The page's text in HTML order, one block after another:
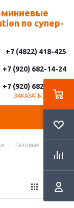
по супер-
+7 (4822) 418-425
+7 (920) 682-14-24
+7 (920) 682-14-25
ЗАКАЗАТЬ ЗВОНОК
- Газовые